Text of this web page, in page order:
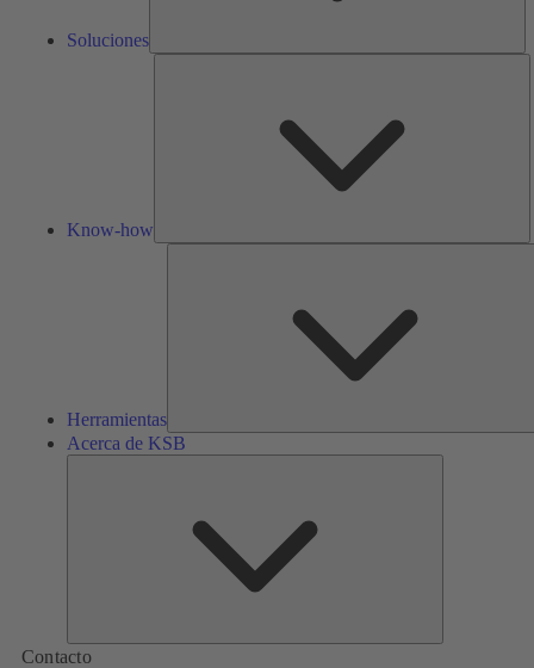
Soluciones
Know-how
Herramientas
Acerca de KSB
Contacto